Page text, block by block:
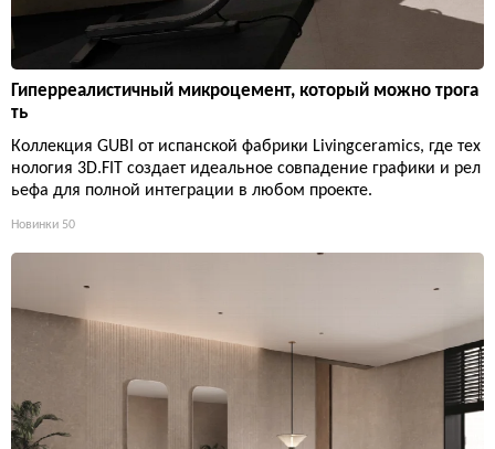
Гиперреалистичный микроцемент, который можно трога
ть
Коллекция GUBI от испанской фабрики Livingceramics, где тех
нология 3D.FIT создает идеальное совпадение графики и рел
ьефа для полной интеграции в любом проекте.
Новинки 50